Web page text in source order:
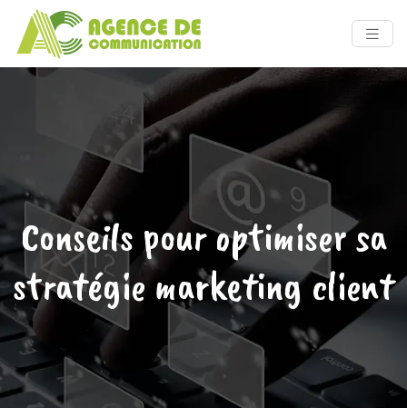
Conseils pour optimiser sa
stratégie marketing client